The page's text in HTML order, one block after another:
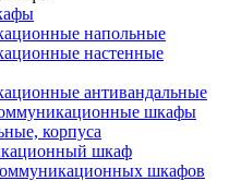
напольные
настенные
антивандальные
шкафы
корпуса
шкаф
шкафов